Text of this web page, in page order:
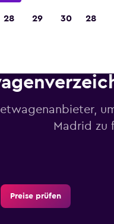
Madrid zu
Preise prüfen
28 29 30 28